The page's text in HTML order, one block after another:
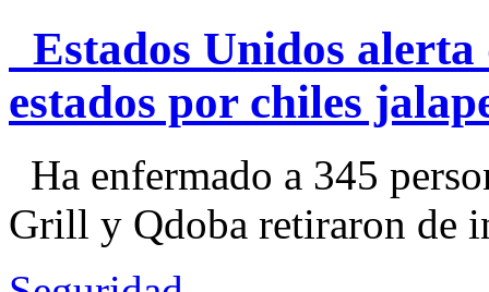
Estados Unidos alerta
estados por chiles
Ha enfermado a 345
Grill y Qdoba retiraron de